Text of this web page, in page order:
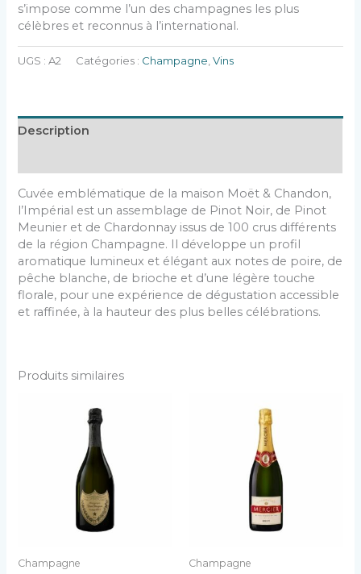
s’impose comme l’un des champagnes les plus
célèbres et reconnus à l’international.
UGS :A2 Catégories : Champagne ,Vins
Description
Cuvée emblématique de la maison Moët & Chandon,
l’Impérial est un assemblage de Pinot Noir, de Pinot
Meunier et de Chardonnay issus de 100 crus différents
de la région Champagne. Il développe un profil
aromatique lumineux et élégant aux notes de poire, de
pêche blanche, de brioche et d’une légère touche
florale, pour une expérience de dégustation accessible
et raffinée, à la hauteur des plus belles célébrations.
Produits similaires
Champagne Champagne